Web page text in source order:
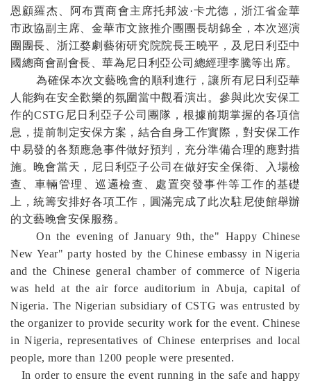
恩顧羅杰、阿布賈商會主席托邦波·卡尤德，浙江省金華
市政協副主席、金華市文旅推介團團長胡錦全，本次巡演
團團長、浙江婺劇藝術研究院院長王曉平，及尼日利亞中
國總商會副會長、華為尼日利亞公司總經理李騰等出席。
為確保本次文藝晚會的順利進行，讓所有尼日利亞華
人能夠在安全歡樂的氛圍當中觀看演出。參與此次安保工
作的CSTG尼日利亞子公司團隊，根據前期掌握的各項信
息，提前制定安保方案，結合自身工作實際，對安保工作
中易發的各類應急事件做好預判，充分準備合理的應對措
施。 晚會當天，尼日利亞子公司在做好安全保衛、入場檢
查、車輛管理、巡邏檢查、處置突發事件等工作的基礎
上，統籌安排好各項工作，圓滿完成了此次駐尼使館舉辦
的文藝晚會安保服務。
On the evening of January 9th, the" Happy Chinese
New Year" party hosted by the Chinese embassy in Nigeria
and the Chinese general chamber of commerce of Nigeria
was held at the air force auditorium in Abuja, capital of
Nigeria. The Nigerian subsidiary of CSTG was entrusted by
the organizer to provide security work for the event. Chinese
in Nigeria, representatives of Chinese enterprises and local
people, more than 1200 people were presented.
In order to ensure the event running in the safe and happy